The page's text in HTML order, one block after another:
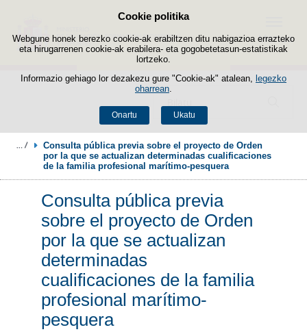
Cookie politika
Webgune honek berezko cookie-ak erabiltzen ditu nabigazioa errazteko
eta hirugarrenen cookie-ak erabilera- eta gogobetetasun-estatistikak
lortzeko.
Informazio gehiago lor dezakezu gure "Cookie-ak" atalean, legezko
oharrean
Onartu Ukatu
Edukira salto egin
Menua
Consulta pública previa sobre el proyecto de Orden
por la que se actualizan determinadas cualificaciones
de la familia profesional marítimo-pesquera
Consulta pública previa
sobre el proyecto de Orden
por la que se actualizan
determinadas
cualificaciones de la familia
profesional marítimo-
pesquera